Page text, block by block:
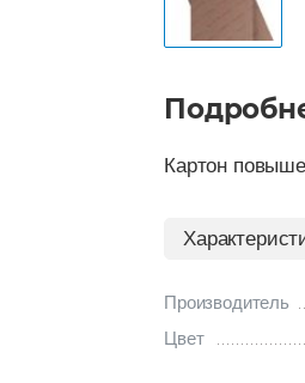
Картон
Производитель
Цвет